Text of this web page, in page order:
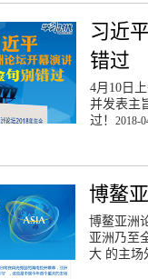
习近
错过
4月10日
并发表主
过！ 2018-
博鳌
博鳌亚洲
亚洲乃至
大 的主场